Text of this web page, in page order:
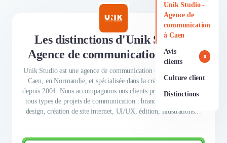
Unik Studio -
Agence de
communication
à Caen
Avis
clients
0
Culture client
Distinctions
Les distinctions d'Unik Studio -
Agence de communication à Caen
Unik Studio est une agence de communication de 12 personnes à
Caen, en Normandie, et spécialisée dans la création graphique
depuis 2004. Nous accompagnons nos clients privés et publics sur
tous types de projets de communication : branding, 3D, motion
design, création de site internet, UI/UX, édition, illustrations…